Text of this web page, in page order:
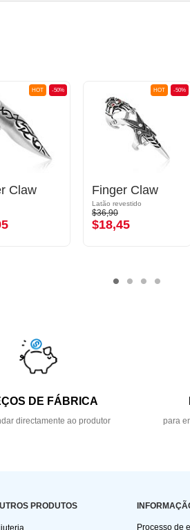
-50%
HOT
Claw
-50%
HOT
Finger Claw
Latão revestido
$36,90
$18,45
DE FÁBRICA
directamente ao produtor para
PRODUTOS
Processo de